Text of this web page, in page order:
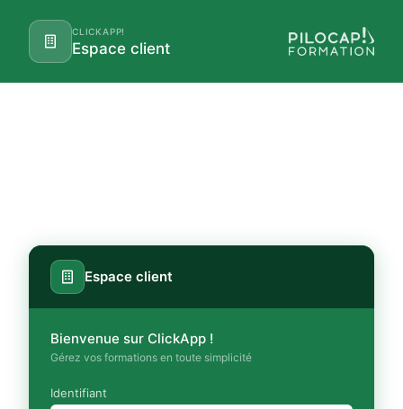
CLICKAPP!
Espace client
Espace client
Bienvenue sur ClickApp !
Gérez vos formations en toute simplicité
Identifiant